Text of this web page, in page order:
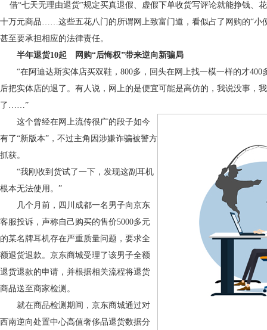
借“七天无理由退货”规定买真退假、虚假下单收货写评论就能挣钱、
十万元商品……这些五花八门的所谓网上致富门道，看似占了网购的“小
甚至要承担相应的法律责任。
半年退货10起 网购“后悔权”带来逆向新骗局
“在阿迪达斯实体店买双鞋，800多，回头在网上找一模一样的才400
后把实体店的退了。有人说，网上的是便宜可能是高仿的，我说没事，
了……”
这个曾经在网上流传很广的段子如今
有了“新版本”，不过主角因涉嫌诈骗被警方
抓获。
“我刚收到货试了一下，发现这副耳机
根本无法使用。”
几个月前，四川成都一名男子向京东
客服投诉，声称自己购买的售价5000多元
的某名牌耳机存在严重质量问题，要求全
额退货退款。京东商城受理了该男子全额
退货退款的申请，并根据相关流程将退货
商品送至商家检测。
就在商品检测期间，京东商城通过对
西南逆向处置中心高值奢侈品退货数据分